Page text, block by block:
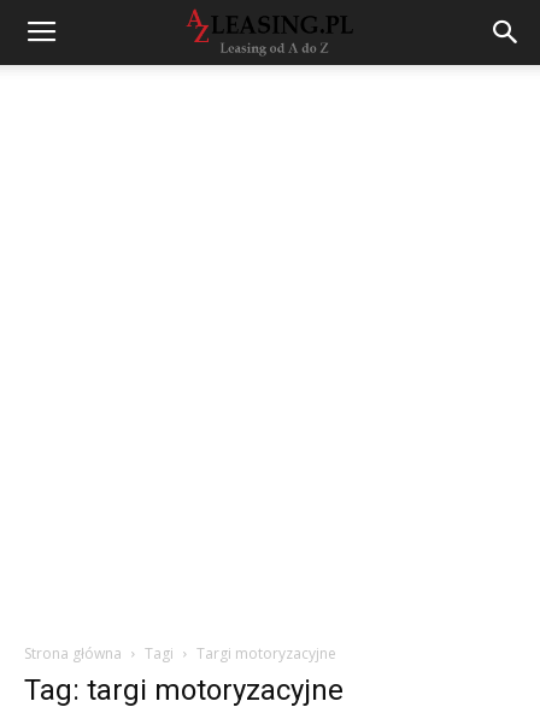
Strona główna Tagi Targi motoryzacyjne
Tag: targi motoryzacyjne